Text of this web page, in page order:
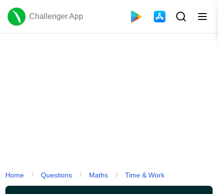
Challenger App
Home / Questions / Maths / Time & Work